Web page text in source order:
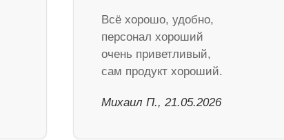
Всё хорошо, удобно,
персонал хороший
очень приветливый,
сам продукт хороший.
Михаил П., 21.05.2026